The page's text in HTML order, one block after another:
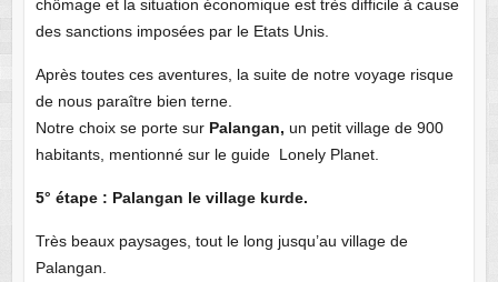
chômage et la situation économique est très difficile à cause
des sanctions imposées par le Etats Unis.
Après toutes ces aventures, la suite de notre voyage risque
de nous paraître bien terne.
Notre choix se porte sur Palangan, un petit village de 900
habitants, mentionné sur le guide Lonely Planet.
5° étape : Palangan le village kurde.
Très beaux paysages, tout le long jusqu’au village de
Palangan.